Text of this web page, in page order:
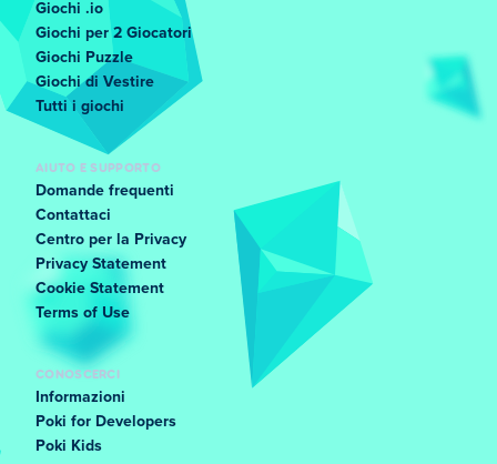
Giochi .io
Giochi per 2 Giocatori
Giochi Puzzle
Giochi di Vestire
Tutti i giochi
AIUTO E SUPPORTO
Domande frequenti
Contattaci
Centro per la Privacy
Privacy Statement
Cookie Statement
Terms of Use
CONOSCERCI
Informazioni
Poki for Developers
Poki Kids